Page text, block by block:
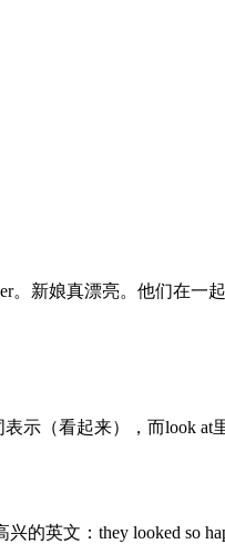
。新娘真漂亮。他们在一
（看起来），而look at
的英文：they looked so